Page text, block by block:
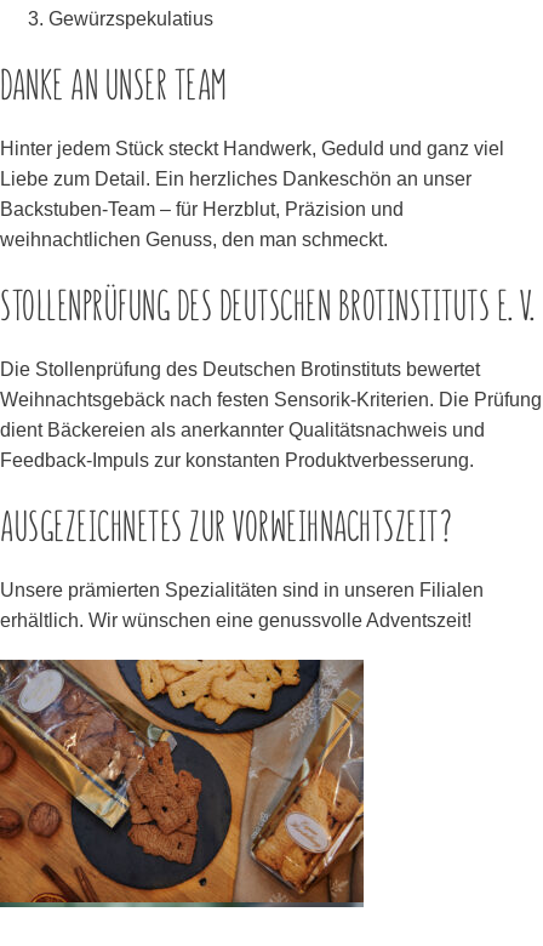
Gewürzspekulatius
DANKE AN UNSER TEAM
Hinter jedem Stück steckt Handwerk, Geduld und ganz viel
Liebe zum Detail. Ein herzliches Dankeschön an unser
Backstuben-Team – für Herzblut, Präzision und
weihnachtlichen Genuss, den man schmeckt.
STOLLENPRÜFUNG DES DEUTSCHEN BROTINSTITUTS E. V.
Die Stollenprüfung des Deutschen Brotinstituts bewertet
Weihnachtsgebäck nach festen Sensorik-Kriterien. Die Prüfung
dient Bäckereien als anerkannter Qualitätsnachweis und
Feedback-Impuls zur konstanten Produktverbesserung.
AUSGEZEICHNETES ZUR VORWEIHNACHTSZEIT?
Unsere prämierten Spezialitäten sind in unseren Filialen
erhältlich. Wir wünschen eine genussvolle Adventszeit!